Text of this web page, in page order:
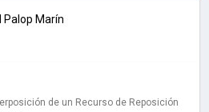
Marín
de un Recurso de Reposición